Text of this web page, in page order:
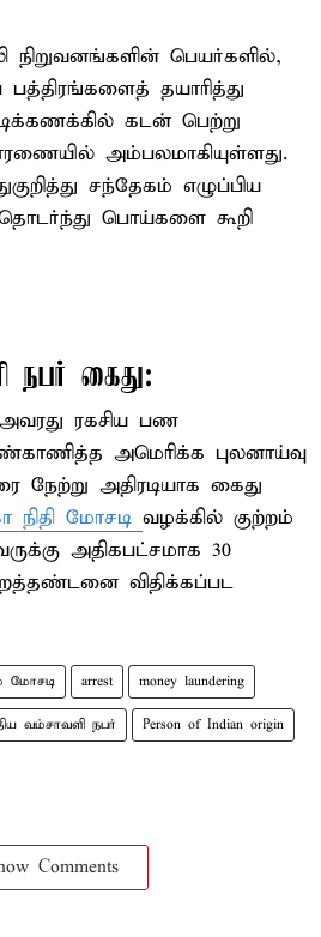
பெயர்களில்,
தயாரித்து
கடன் பெற்று
அம்பலமாகியுள்ளது.
சந்தேகம் எழுப்பிய
பொய்களை கூறி
நபர் கைது:
ரகசிய பண
அமெரிக்க புலனாய்வு
நேற்று அதிரடியாக கைது
நிதி மோசடி வழக்கில் குற்றம்
அதிகபட்சமாக 30
விதிக்கப்பட
arrest money laundering
வம்சாவளி நபர் Person of Indian origin
Comments